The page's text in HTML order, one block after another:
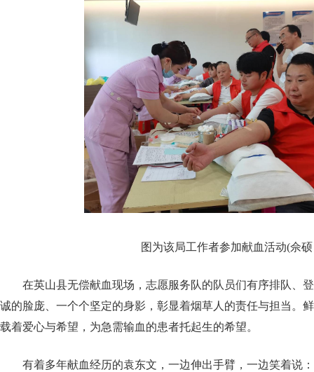
图为该局工作者参加献血活动(佘
在英山县无偿献血现场，志愿服务队的队员们有序排队、
诚的脸庞、一个个坚定的身影，彰显着烟草人的责任与担当。
载着爱心与希望，为急需输血的患者托起生的希望。
有着多年献血经历的袁东文，一边伸出手臂，一边笑着说